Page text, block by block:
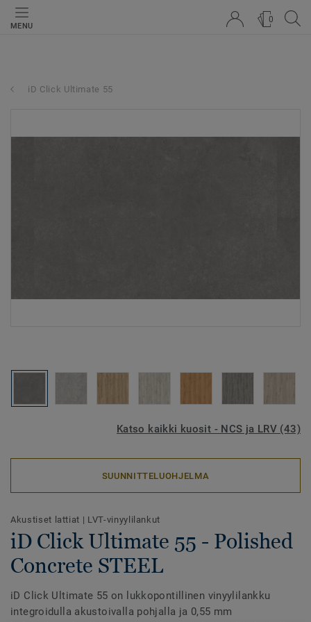
MENU
0
iD Click Ultimate 55
Katso kaikki kuosit - NCS ja LRV (43)
SUUNNITTELUOHJELMA
Akustiset lattiat | LVT-vinyylilankut
iD Click Ultimate 55 - Polished
Concrete STEEL
iD Click Ultimate 55 on lukkopontillinen vinyylilankku
integroidulla akustoivalla pohjalla ja 0,55 mm